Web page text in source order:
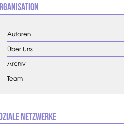
Autoren
Über Uns
Archiv
Team
Netzwerke